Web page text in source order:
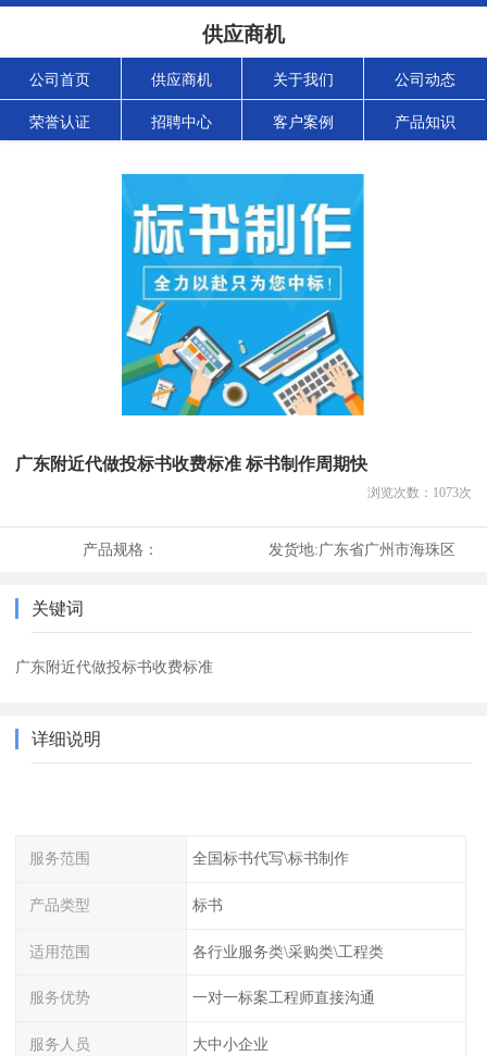
供应商机
公司首页 供应商机 关于我们 公司动态
荣誉认证 招聘中心 客户案例 产品知识
广东附近代做投标书收费标准 标书制作周期快
浏览次数： 1073次
产品规格： 发货地:广东省广州市海珠区
关键词
广东附近代做投标书收费标准
详细说明
服务范围 全国标书代写\标书制作
产品类型 标书
适用范围 各行业服务类\采购类\工程类
服务优势 一对一标案工程师直接沟通
服务人员 大中小企业